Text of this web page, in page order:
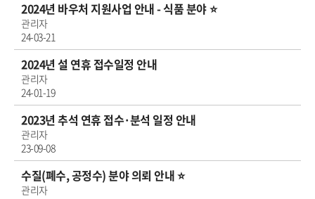
2024년 바우처 지원사업 안내 - 식품 분야 ⭐
관리자
24-03-21
2024년 설 연휴 접수일정 안내
관리자
24-01-19
2023년 추석 연휴 접수·분석 일정 안내
관리자
23-09-08
수질(폐수, 공정수) 분야 의뢰 안내 ⭐
관리자